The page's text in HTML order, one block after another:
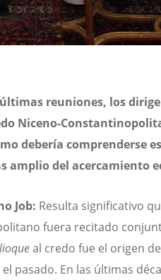
reuniones, los
Niceno-
debería comprenderse
amplio del acercamiento
Job: Resulta significativo
fuera recitado
al credo fue el origen
pasado. En las últimas